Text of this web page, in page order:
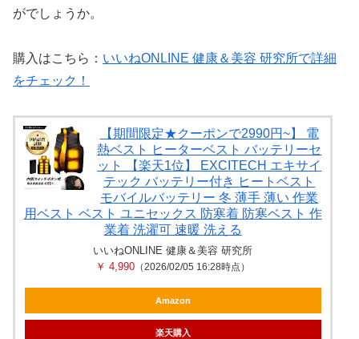
がでしょうか。
購入はこちら： いいねONLINE 健康＆美容 研究所で詳細
をチェック！
【期間限定★クーポンで2990円~】 電
熱ベスト ヒーターベスト バッテリーセ
ット 【楽天1位】 EXCITECH エキサイ
テック バッテリー付き ヒートベスト
モバイルバッテリー 冬 薄手 薄い 作業
用ベスト ベスト ユニセックス 防寒着 防寒ベスト 作
業着 洗濯可 速暖 洗える
いいねONLINE 健康＆美容 研究所
￥ 4,990 （2026/02/05 16:28時点）
Amazon
楽天購入